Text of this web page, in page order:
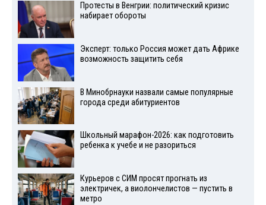
Протесты в Венгрии: политический кризис
набирает обороты
Эксперт: только Россия может дать Африке
возможность защитить себя
В Минобрнауки назвали самые популярные
города среди абитуриентов
Школьный марафон-2026: как подготовить
ребенка к учебе и не разориться
Курьеров с СИМ просят прогнать из
электричек, а виолончелистов — пустить в
метро